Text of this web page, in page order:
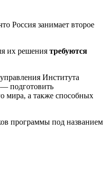
Россия занимает второе
их решения требуются
Института
подготовить
мира, а также способных
программы под названием